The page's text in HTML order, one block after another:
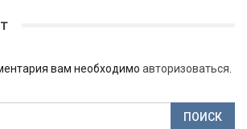
вам необходимо авторизоваться